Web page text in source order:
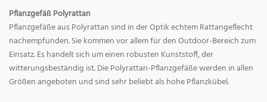
Pflanzgefäß Polyrattan
Pflanzgefäße aus Polyrattan sind in der Optik echtem Rattangeflecht
nachempfunden. Sie kommen vor allem für den Outdoor-Bereich zum
Einsatz. Es handelt sich um einen robusten Kunststoff, der
witterungsbeständig ist. Die Polyrattan-Pflanzgefäße werden in allen
Größen angeboten und sind sehr beliebt als hohe Pflanzkübel.